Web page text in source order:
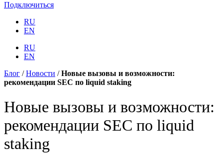
Подключиться
RU
EN
RU
EN
Блог /Новости /Новые вызовы и возможности:
рекомендации SEC по liquid staking
Новые вызовы и возможности:
рекомендации SEC по liquid
staking